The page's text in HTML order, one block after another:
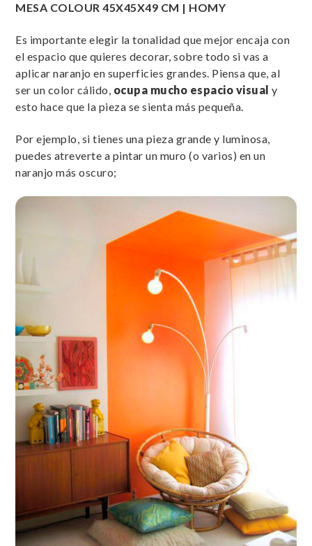
MESA COLOUR 45X45X49 CM | HOMY
Es importante elegir la tonalidad que mejor encaja con
el espacio que quieres decorar, sobre todo si vas a
aplicar naranjo en superficies grandes. Piensa que, al
ser un color cálido, ocupa mucho espacio visual y
esto hace que la pieza se sienta más pequeña.
Por ejemplo, si tienes una pieza grande y luminosa,
puedes atreverte a pintar un muro (o varios) en un
naranjo más oscuro;